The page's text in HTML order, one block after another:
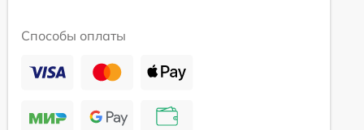
Способы оплаты